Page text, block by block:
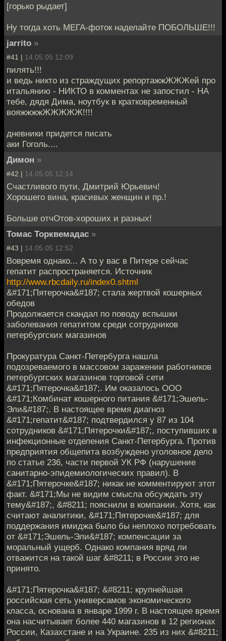
[горько рыдает]
Ну тогда хоть МЕГА-фоток наделайте ПОБОЛЬШЕ!!!
jarrito »
#41 | 14.05.05 12:09
пилять!!!
и ведь никто из страждущих репортажжЖЖЖей про
итальянию - НИКТО в комментах не запостил - НА
тебе, дядя Дима, ноутбук в кратковременный
вояжжжжЖЖЖЖЖ!!!!
дневники придется писать
аки Гоголь....
Димон »
#42 | 14.05.05 12:14
Счастливого пути, Дмитрий Юрьевич!
Хорошего вина, красивых женщин и пр.!
Больше отчОтов-хороших и разных!
Томас Торквемадас »
#43 | 14.05.05 12:52
Вовремя однако... А то у вас в Питере сейчас
гепатит распространяется. Источник
http://www.rbcdaily.ru/index0.shtml
&#171;Пятерочка&#187; стала жертвой кошерных
обедов
Продолжается скандал по поводу вспышки
заболевания гепатитом среди сотрудников
петербургских магазинов
Прокуратура Санкт-Петербурга нашла
подозреваемого в массовом заражении работников
петербургских магазинов торговой сети
&#171;Пятерочка&#187;. Им оказалось ООО
&#171;Комбинат кошерного питания &#171;Эшель-
Эли&#187;. В настоящее время диагноз
&#171;гепатит&#187; подтвердился у 87 из 104
сотрудников &#171;Пятерочки&#187;, поступивших в
инфекционные отделения Санкт-Петербурга. Против
предприятия общепита возбуждено уголовное дело
по статье 236, части первой УК РФ (нарушение
санитарно-эпидемиологических правил). В
&#171;Пятерочке&#187; никак не комментируют этот
факт. &#171;Мы не видим смысла обсуждать эту
тему&#187;, &#8211; пояснили в компании. Хотя, как
считают аналитики, &#171;Пятерочке&#187; для
поддержания имиджа было бы неплохо потребовать
от &#171;Эшель-Эли&#187; компенсации за
моральный ущерб. Однако компания вряд ли
отважится на такой шаг &#8211; в России это не
принято.
&#171;Пятерочка&#187; &#8211; крупнейшая
российская сеть универсамов экономического
класса, основана в январе 1999 г. В настоящее время
она насчитывает более 440 магазинов в 12 регионах
России, Казахстане и на Украине. 235 из них &#8211;